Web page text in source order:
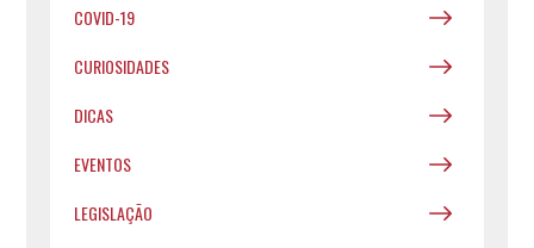
COVID-19
CURIOSIDADES
DICAS
EVENTOS
LEGISLAÇÃO